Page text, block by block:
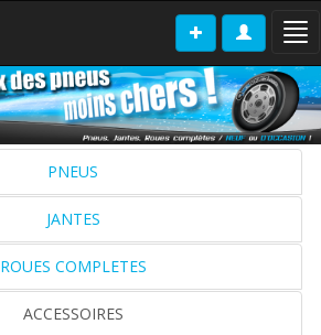
PNEUS
JANTES
ROUES COMPLETES
ACCESSOIRES